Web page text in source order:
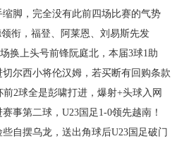
脚，完全没有此前四场比赛的气势
衔，福登、阿莱恩、刘易斯先发
换上头号前锋阮庭北，本届3球1助
尔西小将伦汉姆，若买断有回购条款
2球全是彭啸打进，爆射+头球入网
事第二球，U23国足1-0领先越南！
自摆乌龙，送出角球后U23国足破门